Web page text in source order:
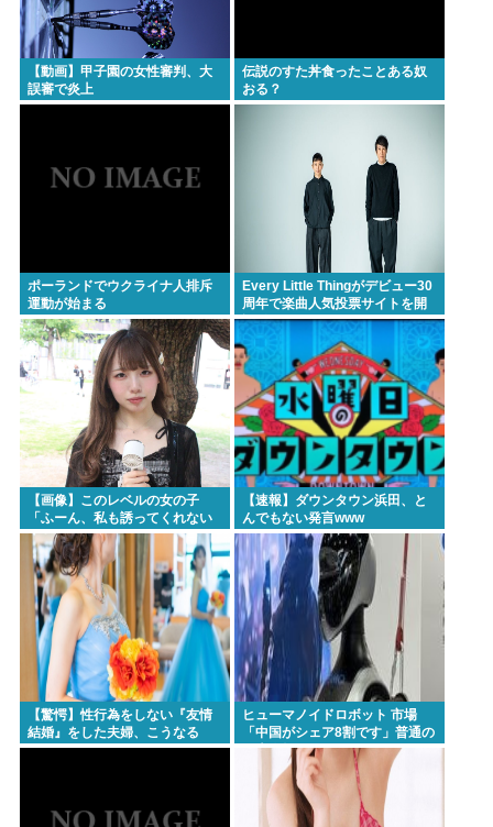
Powered by livedoor 相互RSS
【動画】甲子園の女性審判、大
誤審で炎上
伝説のすた丼食ったことある奴
おる？
ポーランドでウクライナ人排斥
運動が始まる
Every Little Thingがデビュー30
周年で楽曲人気投票サイトを開
設 俺はもちろんFace the
Changeに入れてきたぞ
【画像】このレベルの女の子
「ふーん、私も誘ってくれない
んだ⋯」
【速報】ダウンタウン浜田、と
んでもない発言www
【驚愕】性行為をしない『友情
結婚』をした夫婦、こうなる
⇒･･･！！！
ヒューマノイドロボット 市場
「中国がシェア8割です」普通の
日本人怒りのフェイクニュース
認定へ…